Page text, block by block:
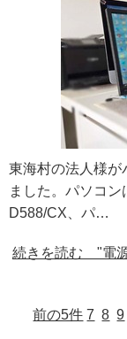
東海村の法人様が
ました。パソコ
D588/CX、パ…
続きを読む "電
前の5件 7 8 9